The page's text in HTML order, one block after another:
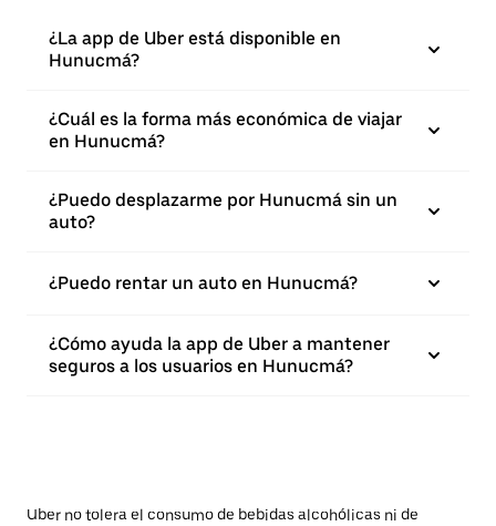
¿La app de Uber está disponible en
Hunucmá?
¿Cuál es la forma más económica de viajar
en Hunucmá?
¿Puedo desplazarme por Hunucmá sin un
auto?
¿Puedo rentar un auto en Hunucmá?
¿Cómo ayuda la app de Uber a mantener
seguros a los usuarios en Hunucmá?
Uber no tolera el consumo de bebidas alcohólicas ni de